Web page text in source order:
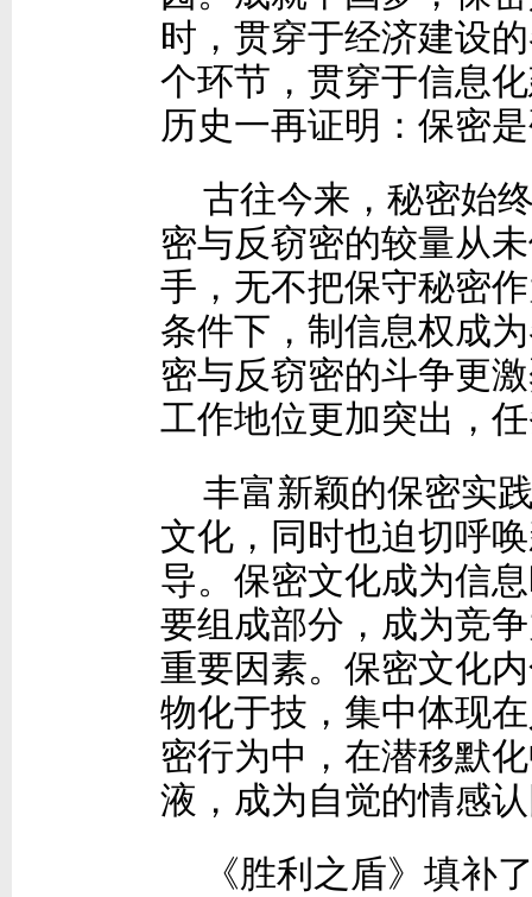
时，贯穿于经济建设
个环节，贯穿于信息
历史一再证明：保密
古往今来，秘密始
密与反窃密的较量从
手，无不把保守秘密
条件下，制信息权成
密与反窃密的斗争更
工作地位更加突出，
丰富新颖的保密实
文化，同时也迫切呼
导。保密文化成为信
要组成部分，成为竞
重要因素。保密文化
物化于技，集中体现
密行为中，在潜移默
液，成为自觉的情感
《胜利之盾》填补